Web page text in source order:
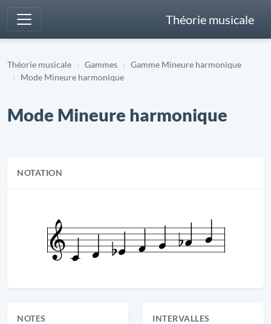
Théorie musicale
Théorie musicale Gammes
Gamme Mineure harmonique
Mode Mineure harmonique
Mode Mineure harmonique
NOTATION
NOTES INTERVALLES